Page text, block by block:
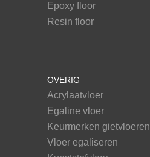
Epoxy floor
Resin floor
OVERIG
Acrylaatvloer
Egaline vloer
Keurmerken gietvloeren
Vloer egaliseren